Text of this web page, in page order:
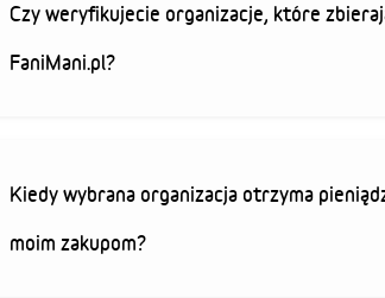
Czy weryfikujecie organizacje, które
FaniMani.pl?
Kiedy wybrana organizacja otrzyma
moim zakupom?